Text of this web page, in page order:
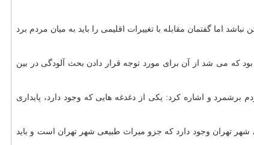
اما گفتمان مقابله با تغییرات اقلیمی را باید به میان مردم برد
که می شد از آن برای مورد توجه قرار دادن بحث آلودگی در بین
برشمرد و اشاره کرد: یکی از دغدغه هایی که وجود دارد، پایداری
هکتار جنگل کاری کرده است و ۳۵۰۰ هکتار هم فضای سبز در روددره های شهر تهران وجود دارد که جزو میراث طبیعی شهر تهران است و باید